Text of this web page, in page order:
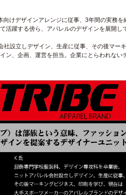
けデザインアレンジに従事、3年間の実務を
躍する傍ら、アパレルのデザインを展開し
設立しデザイン、生産に従事、その後マー
ン、企画、運営を担当。企業にとらわれない